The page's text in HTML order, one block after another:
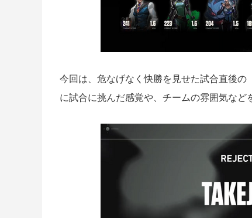
今回は、危なげなく快勝を見せた試合直後
に試合に挑んだ感覚や、チームの雰囲気など